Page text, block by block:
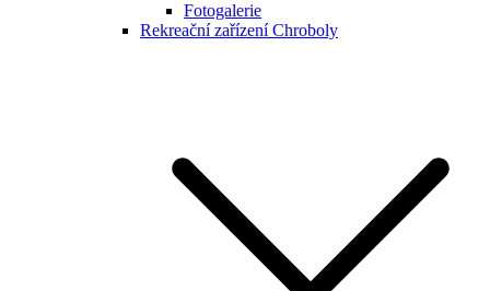
Fotogalerie
Rekreační zařízení Chroboly